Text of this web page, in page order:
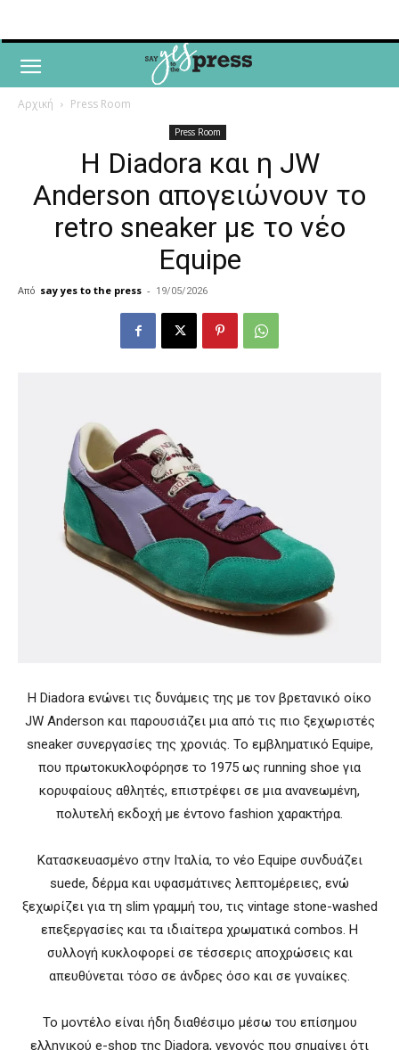
Αρχική Press Room
Press Room
Η Diadora και η JW
Anderson απογειώνουν το
retro sneaker με το νέο
Equipe
Από say yes to the press - 19/05/2026
Η Diadora ενώνει τις δυνάμεις της με τον βρετανικό οίκο
JW Anderson και παρουσιάζει μια από τις πιο ξεχωριστές
sneaker συνεργασίες της χρονιάς. Το εμβληματικό Equipe,
που πρωτοκυκλοφόρησε το 1975 ως running shoe για
κορυφαίους αθλητές, επιστρέφει σε μια ανανεωμένη,
πολυτελή εκδοχή με έντονο fashion χαρακτήρα.
Κατασκευασμένο στην Ιταλία, το νέο Equipe συνδυάζει
suede, δέρμα και υφασμάτινες λεπτομέρειες, ενώ
ξεχωρίζει για τη slim γραμμή του, τις vintage stone-washed
επεξεργασίες και τα ιδιαίτερα χρωματικά combos. Η
συλλογή κυκλοφορεί σε τέσσερις αποχρώσεις και
απευθύνεται τόσο σε άνδρες όσο και σε γυναίκες.
Το μοντέλο είναι ήδη διαθέσιμο μέσω του επίσημου
ελληνικού e-shop της Diadora, γεγονός που σημαίνει ότι